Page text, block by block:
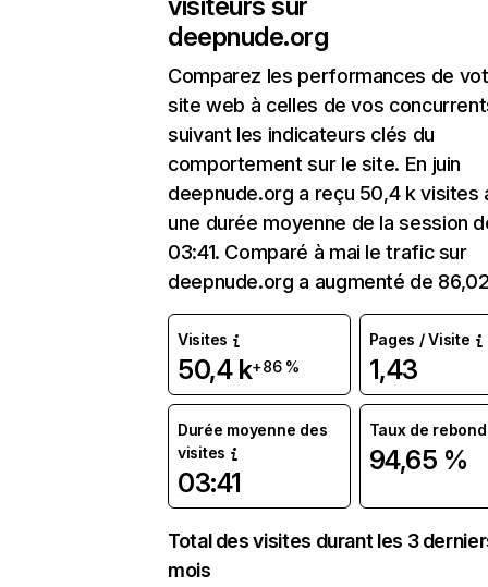
deepnude.org
Comparez les performances de
site web à celles de vos
suivant les indicateurs clés du
comportement sur le site. En juin
deepnude.org a reçu 50,4 k visites
une durée moyenne de la session
03:41. Comparé à mai le trafic sur
deepnude.org a augmenté de
Visites
50,4 k+86 %
Pages / Visite
1,43
Durée moyenne des
visites
03:41
Taux de rebond
94,65 %
Total des visites durant les 3
mois